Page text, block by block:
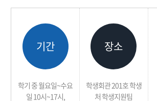
기간
학기 중 월요일~수요
일 10시~17시,
장소
학생회관 201호 학생
처 학생지원팀